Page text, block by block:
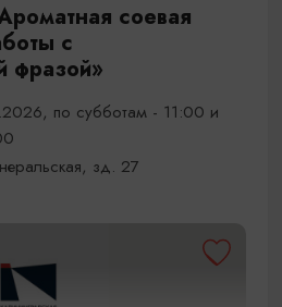
соевая
с
фразой»
по субботам - 11:00 и
зд. 27